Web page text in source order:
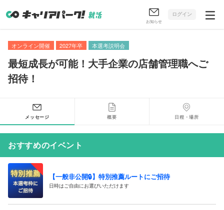
お知らせ
ログイン
オンライン開催 2027年卒 本選考説明会
最短成長が可能！大手企業の店舗管理職へご
招待！
メッセージ 概要 日程・場所
おすすめのイベント
【一般非公開🔒️】特別推薦ルートにご招待
日時はご自由にお選びいただけます